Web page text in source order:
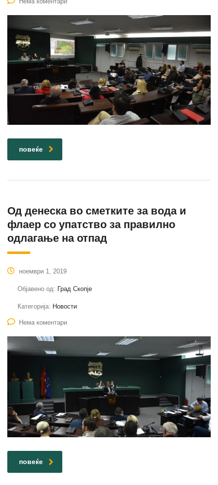
повеќе
Од денеска во сметките за вода и
флаер со упатство за правилно
одлагање на отпад
ноември 1, 2019
Објавено од: Град Скопје
Категорија: Новости
Нема коментари
повеќе